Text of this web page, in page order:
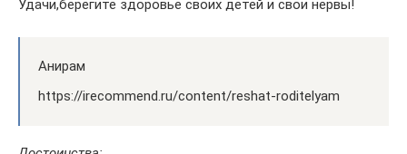
Удачи,берегите здоровье своих детей и свои нервы!
Анирам
https://irecommend.ru/content/reshat-roditelyam